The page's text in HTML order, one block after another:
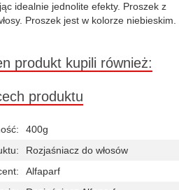
idealnie jednolite efekty. Proszek z
Proszek jest w kolorze niebieskim.
produkt kupili również:
produktu
400g
Rozjaśniacz do włosów
Alfaparf